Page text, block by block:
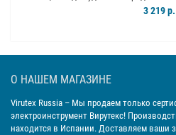
Virutex RP28
3 219 р.
О НАШЕМ МАГАЗИНЕ
Virutex Russia – Мы продаем только
электроинструмент Вирутекс!
находится в Испании. Доставляем ваши